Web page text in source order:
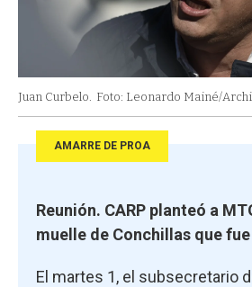
Juan Curbelo. Foto: Leonardo Mainé/
AMARRE DE PROA
Reunión. CARP planteó a
muelle de Conchillas que
El martes 1, el subsecretario